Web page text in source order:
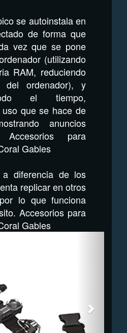
se autoinstala en
de forma que
vez que se pone
(utilizando
RAM, reduciendo
del ordenador), y
el tiempo,
que se hace de
anuncios
Accesorios para
Gables
a diferencia de los
replicar en otros
lo que funciona
Accesorios para
Gables